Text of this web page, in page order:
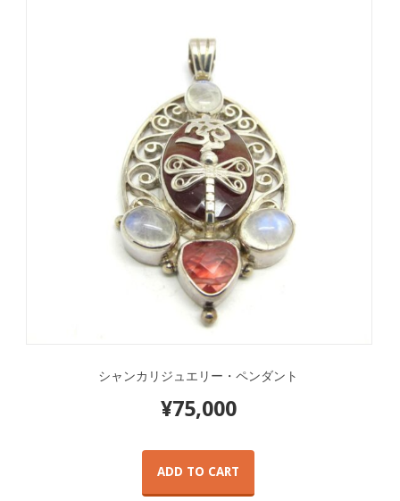
シャンカリジュエリー・ペンダント
¥75,000
ADD TO CART